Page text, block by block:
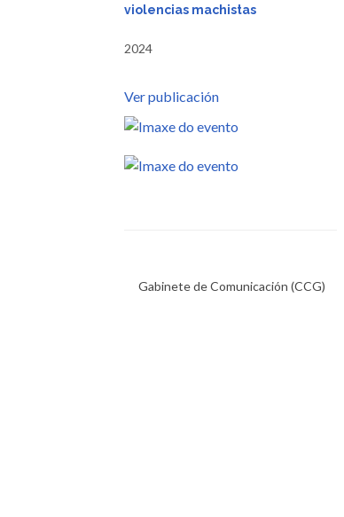
violencias machistas
2024
Ver publicación
Gabinete de Comunicación (CCG)